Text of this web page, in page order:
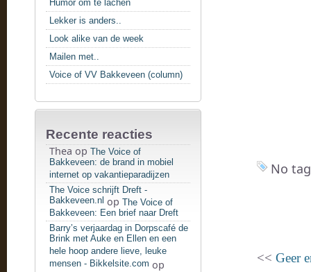
Humor om te lachen
Lekker is anders..
Look alike van de week
Mailen met..
Voice of VV Bakkeveen (column)
Recente reacties
Thea op The Voice of
Bakkeveen: de brand in mobiel
internet op vakantieparadijzen
The Voice schrijft Dreft -
Bakkeveen.nl op The Voice of
Bakkeveen: Een brief naar Dreft
Barry’s verjaardag in Dorpscafé de
Brink met Auke en Ellen en een
hele hoop andere lieve, leuke
mensen - Bikkelsite.com op
No
<< Geer